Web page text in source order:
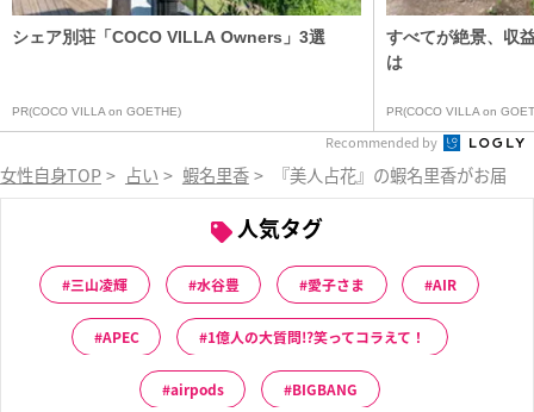
シェア別荘「COCO VILLA Owners」3選
PR(COCO VILLA on GOETHE)
すべてが絶景、収
は
PR(COCO VILLA on
Recommended by
女性自身TOP > 占い > 蝦名里香 > 『美人占花』の蝦名里香がお届
人気タグ
三山凌輝 水谷豊 愛子さま AIR
APEC 1億人の大質問!?笑ってコラえて！
airpods BIGBANG